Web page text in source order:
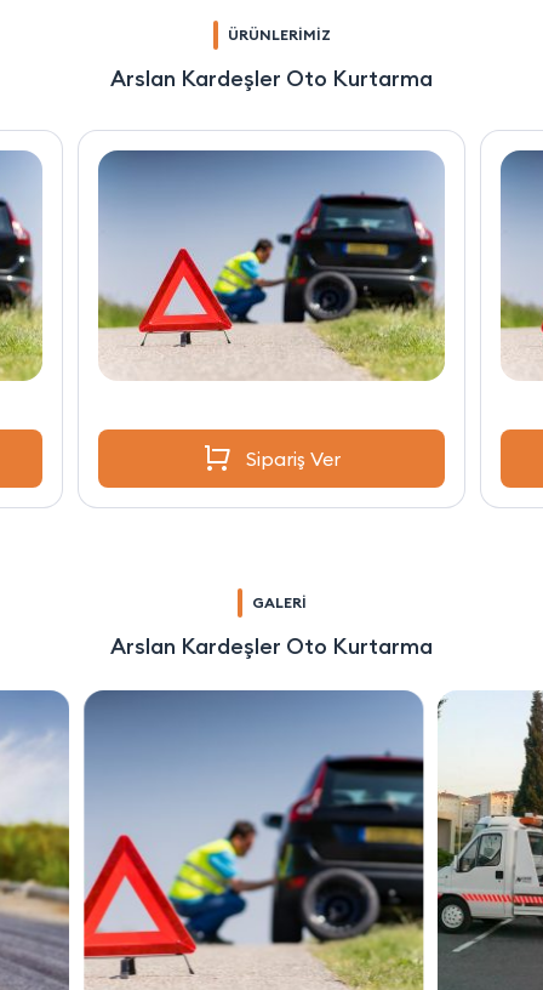
ÜRÜNLERİMİZ
Arslan Kardeşler Oto Kurtarma
Sipariş Ver
GALERİ
Arslan Kardeşler Oto Kurtarma